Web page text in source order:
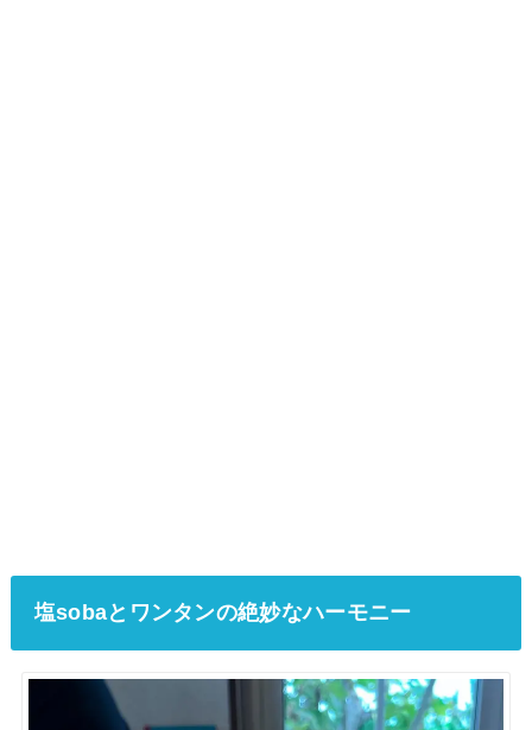
塩sobaとワンタンの絶妙なハーモニー